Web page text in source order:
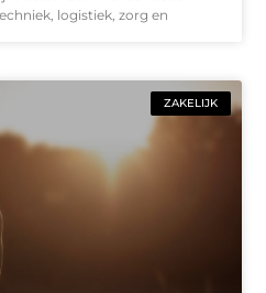
logistiek, zorg en
ZAKELIJK